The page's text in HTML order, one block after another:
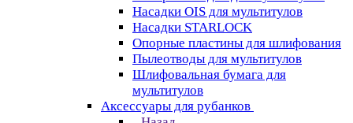
Насадки OIS для мультитулов
Насадки STARLOCK
Опорные пластины для шлифования
Пылеотводы для мультитулов
Шлифовальная бумага для
мультитулов
Аксессуары для рубанков